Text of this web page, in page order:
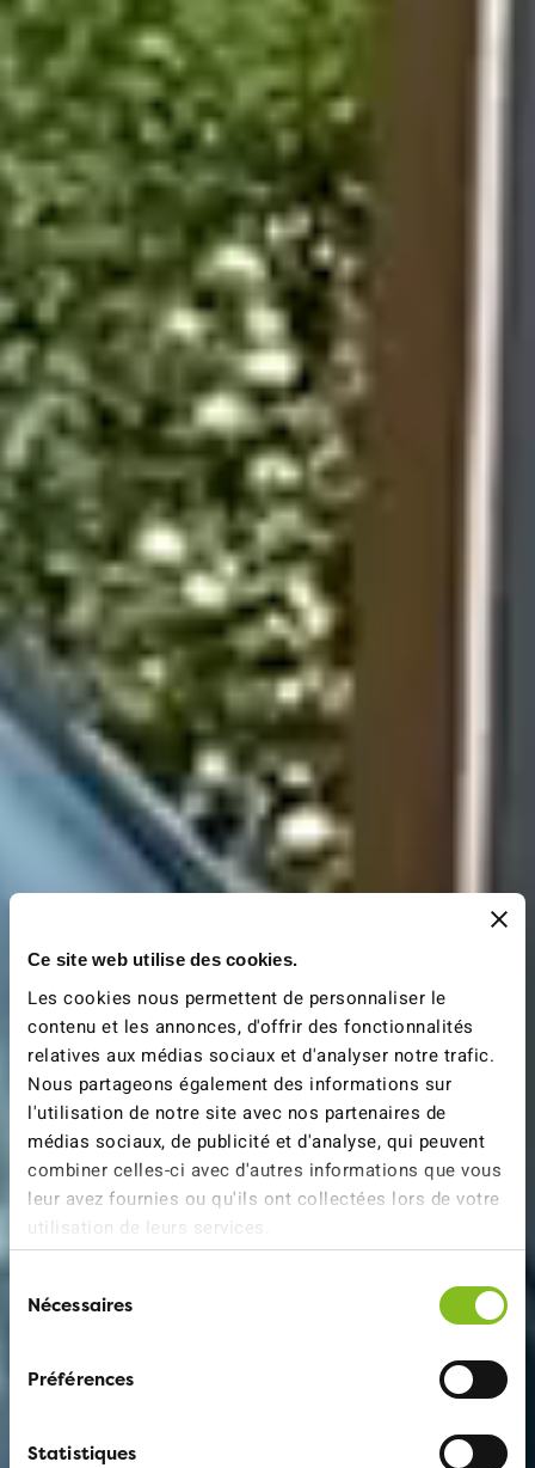
Ce site web utilise des cookies.
Les cookies nous permettent de personnaliser le
contenu et les annonces, d'offrir des fonctionnalités
relatives aux médias sociaux et d'analyser notre trafic.
Nous partageons également des informations sur
l'utilisation de notre site avec nos partenaires de
médias sociaux, de publicité et d'analyse, qui peuvent
combiner celles-ci avec d'autres informations que vous
leur avez fournies ou qu'ils ont collectées lors de votre
utilisation de leurs services.
Nécessaires
Préférences
Statistiques